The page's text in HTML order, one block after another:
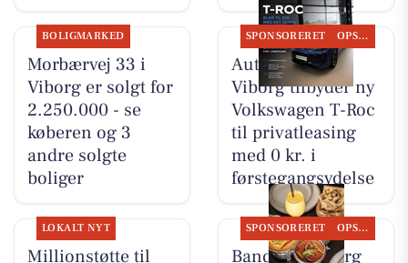
BOLIGMARKED
Morbærvej 33 i
Viborg er solgt for
2.250.000 - se
køberen og 3
andre solgte
boliger
SPONSORERET OPSLAGSTAVLEN
Autocentralen
Viborg tilbyder ny
Volkswagen T-Roc
til privatleasing
med 0 kr. i
førstegangsydelse
LOKALT NYT
Millionstøtte til
SPONSORERET OPSLAGSTAVLEN
Bandhan Viborg